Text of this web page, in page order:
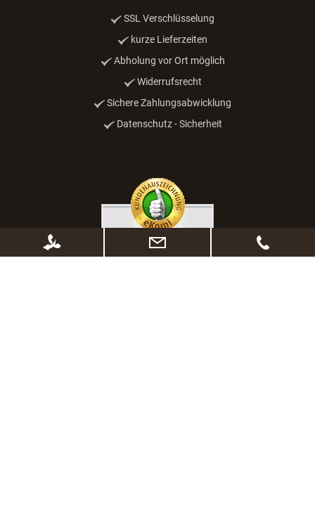
SSL Verschlüsselung
kurze Lieferzeiten
Abholung vor Ort möglich
Widerrufsrecht
Sichere Zahlungsabwicklung
Datenschutz - Sicherheit